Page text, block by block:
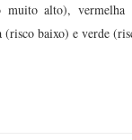
muito alto),
(risco baixo) e verde